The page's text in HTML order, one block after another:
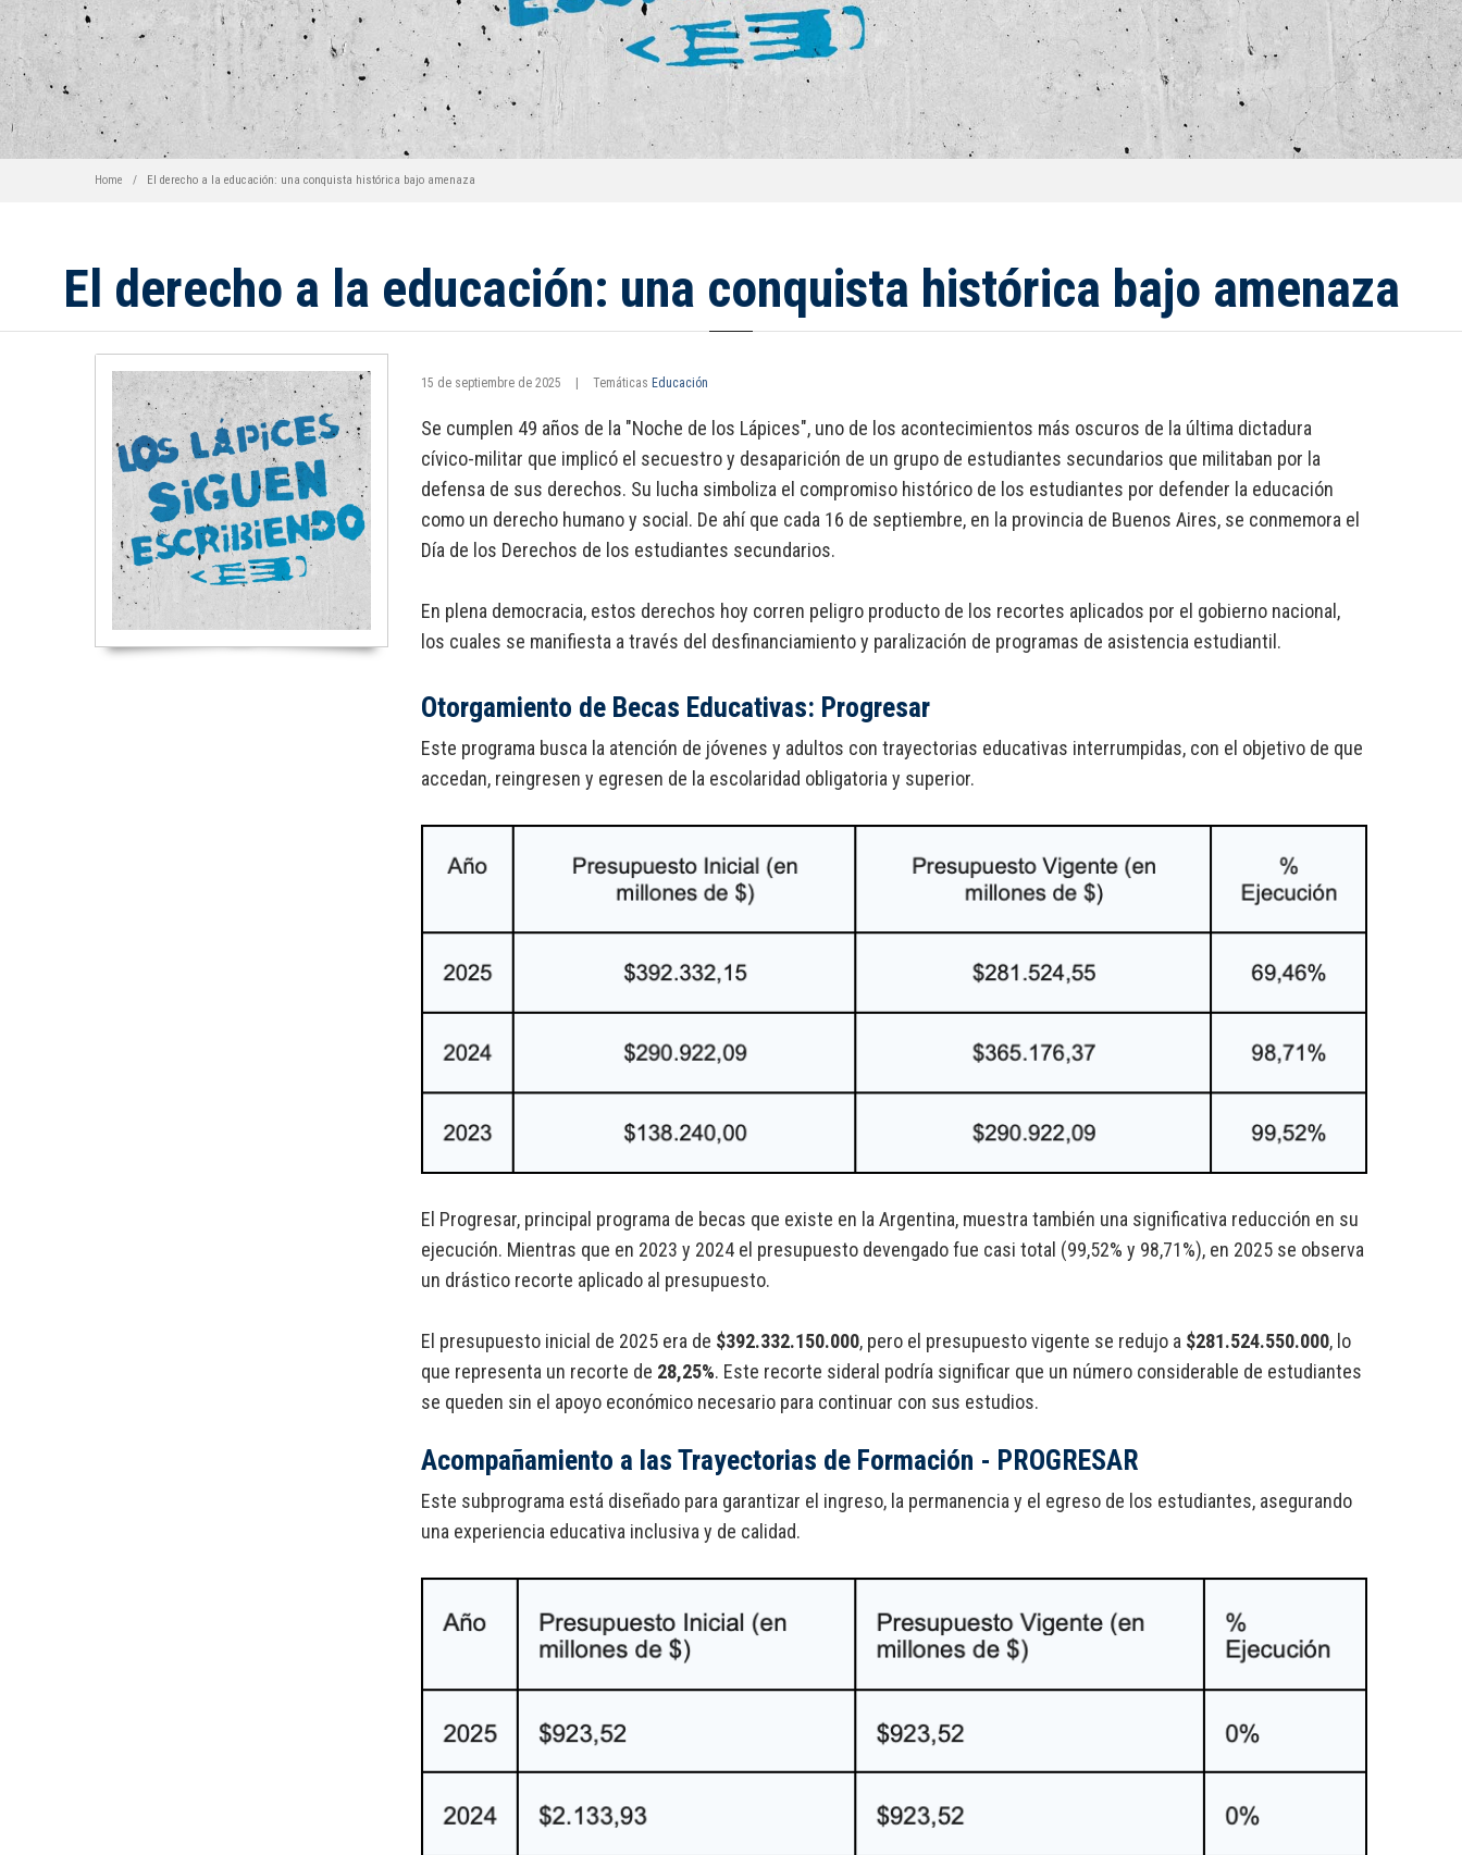
Home El derecho a la educación: una conquista histórica bajo amenaza
El derecho a la educación: una conquista histórica bajo amenaza
15 de septiembre de 2025 Temáticas Educación
Se cumplen 49 años de la "Noche de los Lápices", uno de los acontecimientos más oscuros de la última dictadura
cívico-militar que implicó el secuestro y desaparición de un grupo de estudiantes secundarios que militaban por la
defensa de sus derechos. Su lucha simboliza el compromiso histórico de los estudiantes por defender la educación
como un derecho humano y social. De ahí que cada 16 de septiembre, en la provincia de Buenos Aires, se conmemora el
Día de los Derechos de los estudiantes secundarios.
En plena democracia, estos derechos hoy corren peligro producto de los recortes aplicados por el gobierno nacional,
los cuales se manifiesta a través del desfinanciamiento y paralización de programas de asistencia estudiantil.
Otorgamiento de Becas Educativas: Progresar
Este programa busca la atención de jóvenes y adultos con trayectorias educativas interrumpidas, con el objetivo de que
accedan, reingresen y egresen de la escolaridad obligatoria y superior.
El Progresar, principal programa de becas que existe en la Argentina, muestra también una significativa reducción en su
ejecución. Mientras que en 2023 y 2024 el presupuesto devengado fue casi total (99,52% y 98,71%), en 2025 se observa
un drástico recorte aplicado al presupuesto.
El presupuesto inicial de 2025 era de $392.332.150.000, pero el presupuesto vigente se redujo a $281.524.550.000, lo
que representa un recorte de 28,25%. Este recorte sideral podría significar que un número considerable de estudiantes
se queden sin el apoyo económico necesario para continuar con sus estudios.
Acompañamiento a las Trayectorias de Formación - PROGRESAR
Este subprograma está diseñado para garantizar el ingreso, la permanencia y el egreso de los estudiantes, asegurando
una experiencia educativa inclusiva y de calidad.